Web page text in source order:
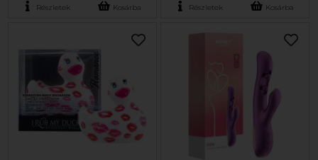
Részletek Kosárba Részletek Kosárba